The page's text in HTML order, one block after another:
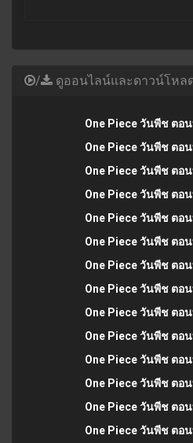
/ ดูออนไลน์และดาวน์โหล
One Piece วันพีช ตอ
One Piece วันพีช ตอ
One Piece วันพีช ตอ
One Piece วันพีช ตอ
One Piece วันพีช ตอ
One Piece วันพีช ตอ
One Piece วันพีช ตอ
One Piece วันพีช ตอ
One Piece วันพีช ตอ
One Piece วันพีช ตอ
One Piece วันพีช ตอ
One Piece วันพีช ตอ
One Piece วันพีช ตอ
One Piece วันพีช ตอ